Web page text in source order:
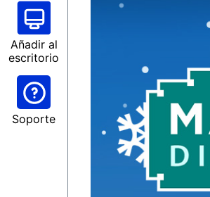
Añadir al
escritorio
Soporte